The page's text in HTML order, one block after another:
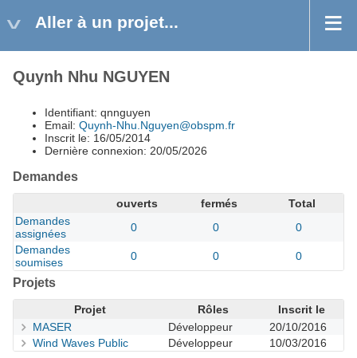
Aller à un projet...
Quynh Nhu NGUYEN
Identifiant: qnnguyen
Email: Quynh-Nhu.Nguyen@obspm.fr
Inscrit le: 16/05/2014
Dernière connexion: 20/05/2026
Demandes
ouverts fermés
Total
Demandes
assignées
0 0
0
Demandes
soumises
0 0 0
Projets
Projet Rôles
Inscrit le
MASER
Développeur
20/10/2016
Wind Waves Public
Développeur 10/03/2016